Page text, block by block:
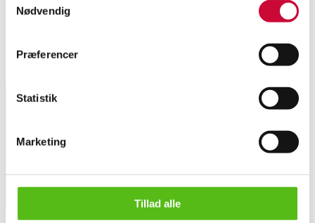
Nødvendig
Præferencer
Statistik
Marketing
Tillad alle
Kay Christensen (1899-1981). 'The bridge over which the destinies entered